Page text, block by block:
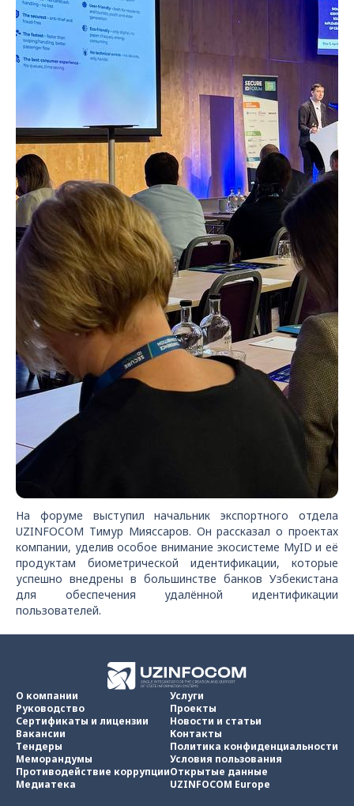
На форуме выступил начальник экспортного отдела
UZINFOCOM Тимур Мияссаров. Он рассказал о проектах
компании, уделив особое внимание экосистеме MyID и её
продуктам биометрической идентификации, которые
успешно внедрены в большинстве банков Узбекистана
для обеспечения удалённой идентификации
пользователей.
О компании
Руководство
Сертификаты и лицензии
Вакансии
Тендеры
Меморандумы
Противодействие коррупции
Медиатека
Услуги
Проекты
Новости и статьи
Контакты
Политика конфиденциальности
Условия пользования
Открытые данные
UZINFOCOM Europe